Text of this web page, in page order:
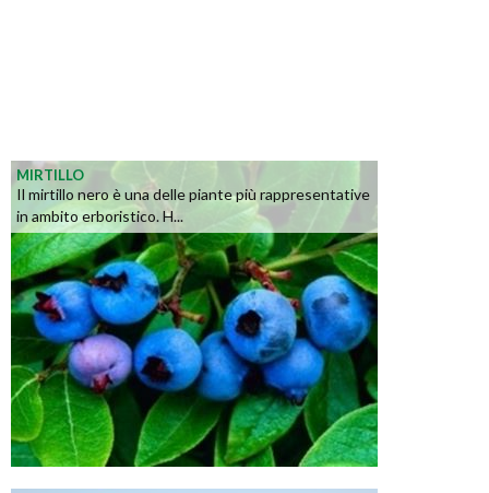
MIRTILLO
Il mirtillo nero è una delle piante più rappresentative
in ambito erboristico. H...